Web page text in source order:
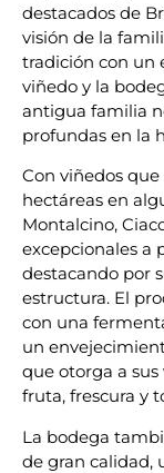
destacados de
visión de la
tradición con un
viñedo y la
antigua familia
profundas en la
Con viñedos
hectáreas en
Montalcino,
excepcionales a
destacando por
estructura. El
con una
un
que otorga a
fruta, frescura y
La bodega
de gran calidad,